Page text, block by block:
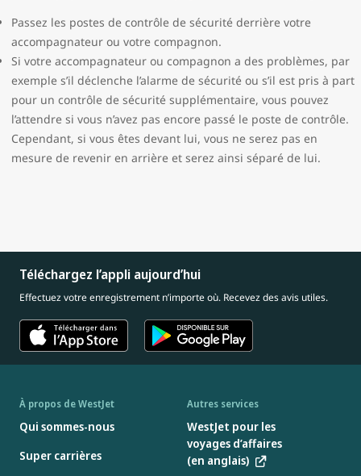
Passez les postes de contrôle de sécurité derrière votre
accompagnateur ou votre compagnon.
Si votre accompagnateur ou compagnon a des problèmes, par
exemple s’il déclenche l’alarme de sécurité ou s’il est pris à part
pour un contrôle de sécurité supplémentaire, vous pouvez
l’attendre si vous n’avez pas encore passé le poste de contrôle.
Cependant, si vous êtes devant lui, vous ne serez pas en
mesure de revenir en arrière et serez ainsi séparé de lui.
Téléchargez l’appli aujourd’hui
Effectuez votre enregistrement n’importe où. Recevez des avis utiles.
À propos de WestJet
Qui sommes-nous
Super carrières
Autres services
WestJet pour les
voyages d’affaires
(en anglais)